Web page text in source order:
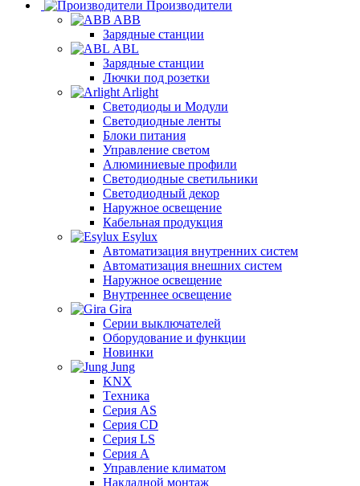
Производители
ABB
Зарядные станции
ABL
Зарядные станции
Лючки под розетки
Arlight
Светодиоды и Модули
Светодиодные ленты
Блоки питания
Управление светом
Алюминиевые профили
Светодиодные светильники
Светодиодный декор
Наружное освещение
Кабельная продукция
Esylux
Автоматизация внутренних систем
Автоматизация внешних систем
Наружное освещение
Внутреннее освещение
Gira
Серии выключателей
Оборудование и функции
Новинки
Jung
KNX
Tехника
Серия AS
Серия CD
Серия LS
Серия A
Управление климатом
Накладной монтаж